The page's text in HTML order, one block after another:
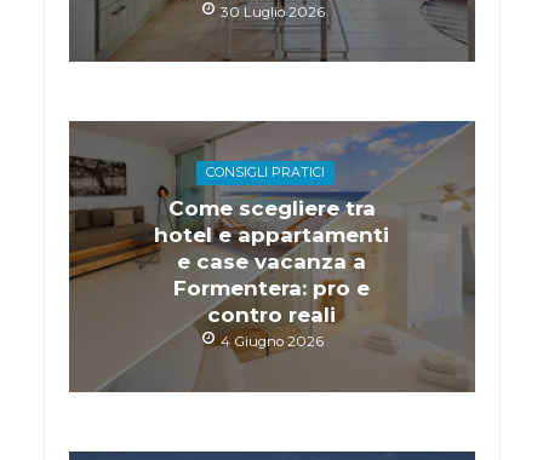
30 Luglio 2026
CONSIGLI PRATICI
Come scegliere tra
hotel e appartamenti
e case vacanza a
Formentera: pro e
contro reali
4 Giugno 2026